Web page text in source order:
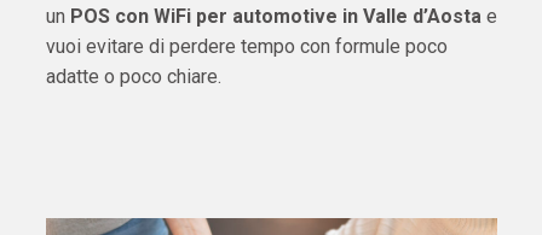
un POS con WiFi per automotive in Valle d’Aostae
vuoi evitare di perdere tempo con formule poco
adatte o poco chiare.